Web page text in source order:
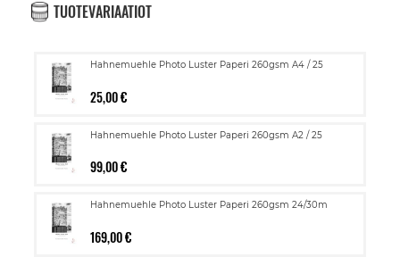
TUOTEVARIAATIOT
Hahnemuehle Photo Luster Paperi 260gsm A4 / 25
25,00 €
Hahnemuehle Photo Luster Paperi 260gsm A2 / 25
99,00 €
Hahnemuehle Photo Luster Paperi 260gsm 24/30m
169,00 €